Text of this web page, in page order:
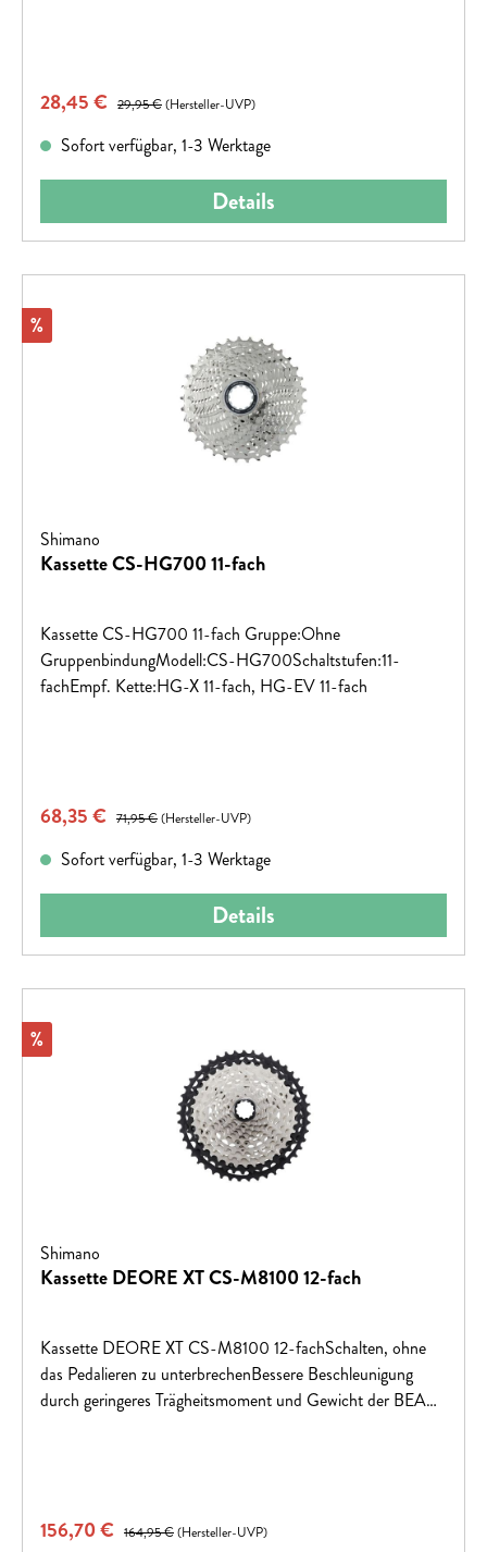
Verkaufspreis:
28,45 € Regulärer Preis:
29,95 €(Hersteller-UVP)
Sofort verfügbar, 1-3 Werktage
Details
Rabatt
%
Shimano
Kassette CS-HG700 11-fach
Kassette CS-HG700 11-fach Gruppe:Ohne
GruppenbindungModell:CS-HG700Schaltstufen:11-
fachEmpf. Kette:HG-X 11-fach, HG-EV 11-fach
Verkaufspreis:
68,35 € Regulärer Preis:
71,95 €(Hersteller-UVP)
Sofort verfügbar, 1-3 Werktage
Details
Rabatt
%
Shimano
Kassette DEORE XT CS-M8100 12-fach
Kassette DEORE XT CS-M8100 12-fachSchalten, ohne
das Pedalieren zu unterbrechenBessere Beschleunigung
durch geringeres Trägheitsmoment und Gewicht der BEAM
Verkaufspreis:
156,70 € Regulärer Preis:
164,95 €(Hersteller-UVP)